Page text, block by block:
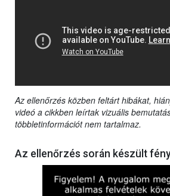
Az ellenőrzés közben feltárt hibákat,
videó a cikkben leírtak vizuális
többletinformációt nem tartalmaz.
Az ellenőrzés során készült